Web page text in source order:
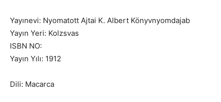
Yayınevi: Nyomatott Ajtai K. Albert Könyvnyomdajab
Yayın Yeri: Kolzsvas
ISBN NO:
Yayın Yılı: 1912
Dili: Macarca